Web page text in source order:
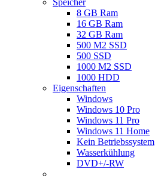
8 GB Ram
16 GB Ram
32 GB Ram
500 M2 SSD
500 SSD
1000 M2 SSD
1000 HDD
Eigenschaften
Windows
Windows 10 Pro
Windows 11 Pro
Windows 11 Home
Kein Betriebssystem
Wasserkühlung
DVD+/-RW